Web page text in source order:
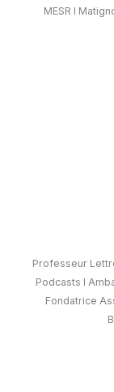
MESR I
Professeur
Podcasts I
Fondatrice